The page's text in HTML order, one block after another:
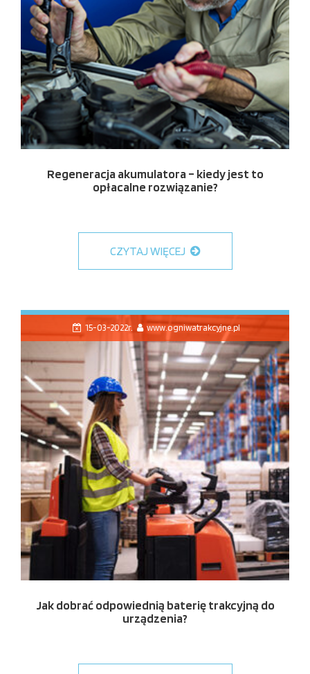
Regeneracja akumulatora – kiedy jest to
opłacalne rozwiązanie?
CZYTAJ WIĘCEJ
15-03-2022r. www.ogniwatrakcyjne.pl
Jak dobrać odpowiednią baterię trakcyjną do
urządzenia?